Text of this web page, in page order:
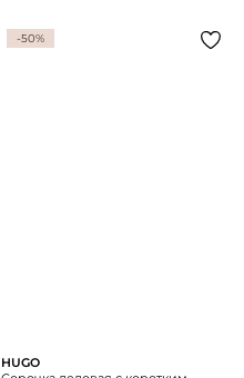
-50%
HUGO